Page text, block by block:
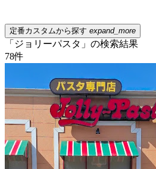
定番カスタムから探す expand_more
「ジョリーパスタ」の検索結果
78件